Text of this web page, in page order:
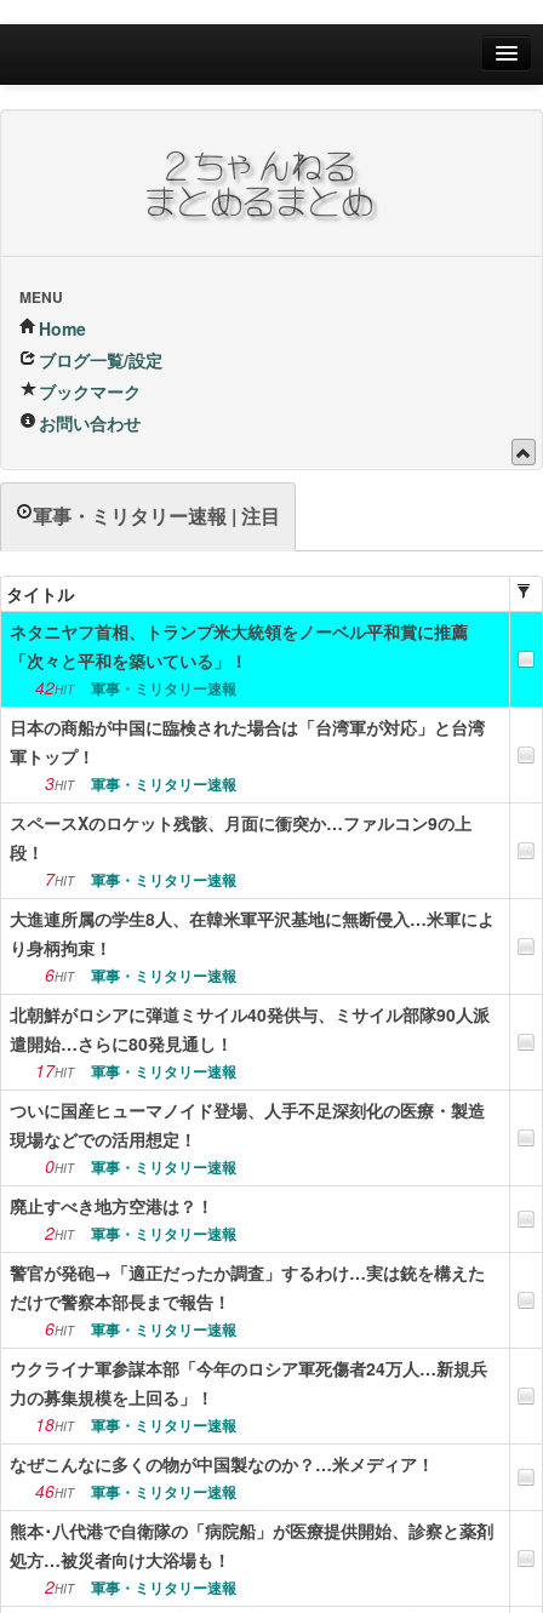
Home
ブックマーク
24Hランキング
昨日のランキング
1週間内ランキング
1ヶ月内ランキング
ニュース
エンタメ
スポーツ
漫画・アニメ
ゲーム
Vtuber
趣味
生活
アダルト
その他
RSS配信一覧
MENU
Home
ブログ一覧/設定
ブックマーク
お問い合わせ
軍事・ミリタリー速報 | 注目
タイトル
ネタニヤフ首相、トランプ米大統領をノーベル平和賞に推薦
「次々と平和を築いている」！
42HIT 軍事・ミリタリー速報
日本の商船が中国に臨検された場合は「台湾軍が対応」と台湾
軍トップ！
3HIT 軍事・ミリタリー速報
スペースXのロケット残骸、月面に衝突か…ファルコン9の上
段！
7HIT 軍事・ミリタリー速報
大進連所属の学生8人、在韓米軍平沢基地に無断侵入…米軍によ
り身柄拘束！
6HIT 軍事・ミリタリー速報
北朝鮮がロシアに弾道ミサイル40発供与、ミサイル部隊90人派
遣開始…さらに80発見通し！
17HIT 軍事・ミリタリー速報
ついに国産ヒューマノイド登場、人手不足深刻化の医療・製造
現場などでの活用想定！
0HIT 軍事・ミリタリー速報
廃止すべき地方空港は？！
2HIT 軍事・ミリタリー速報
警官が発砲→「適正だったか調査」するわけ…実は銃を構えた
だけで警察本部長まで報告！
6HIT 軍事・ミリタリー速報
ウクライナ軍参謀本部「今年のロシア軍死傷者24万人…新規兵
力の募集規模を上回る」！
18HIT 軍事・ミリタリー速報
なぜこんなに多くの物が中国製なのか？…米メディア！
46HIT 軍事・ミリタリー速報
熊本･八代港で自衛隊の「病院船」が医療提供開始、診察と薬剤
処方…被災者向け大浴場も！
2HIT 軍事・ミリタリー速報